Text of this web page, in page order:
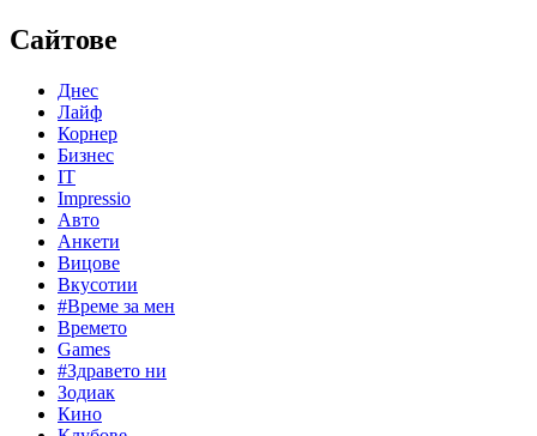
Сайтове
Днес
Лайф
Корнер
Бизнес
IT
Impressio
Авто
Анкети
Вицове
Вкусотии
#Време за мен
Времето
Games
#Здравето ни
Зодиак
Кино